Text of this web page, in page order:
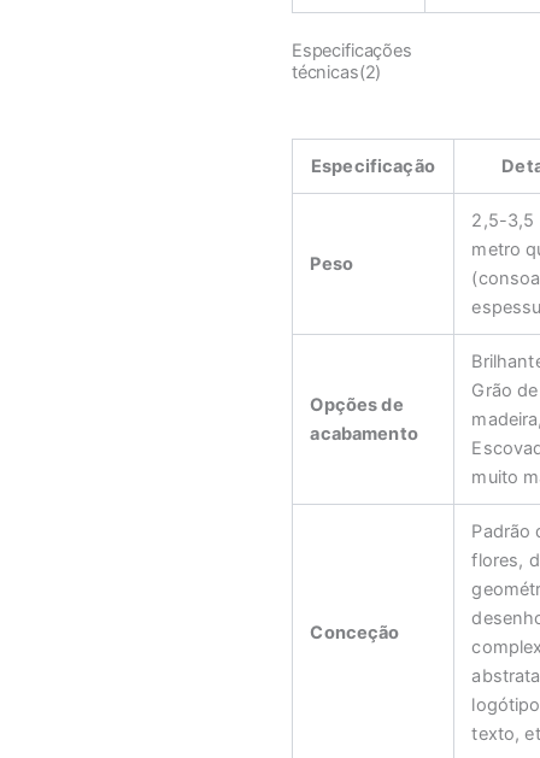
Especificações
técnicas(2)
Especificação
Peso
2,5-3,5
metro
Opções de
acabamento
Grão de
muito
Conceção
Padrão
flores,
texto,